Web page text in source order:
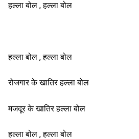
हल्ला बोल , हल्ला बोल
हल्ला बोल , हल्ला बोल
रोजगार के खातिर हल्ला बोल
मजदूर के खातिर हल्ला बोल
हल्ला बोल , हल्ला बोल